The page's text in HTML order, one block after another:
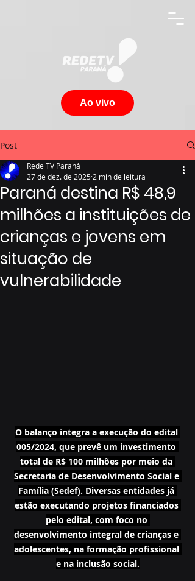
Ao vivo
Post
Paraná destina R$ 48,9
milhões a instituições de
crianças e jovens em
situação de
vulnerabilidade
Rede TV Paraná
27 de dez. de 2025 2 min de leitura
O balanço integra a execução do edital
005/2024, que prevê um investimento
total de R$ 100 milhões por meio da
Secretaria de Desenvolvimento Social e
Família (Sedef). Diversas entidades já
estão executando projetos financiados
pelo edital, com foco no
desenvolvimento integral de crianças e
adolescentes, na formação profissional
e na inclusão social.